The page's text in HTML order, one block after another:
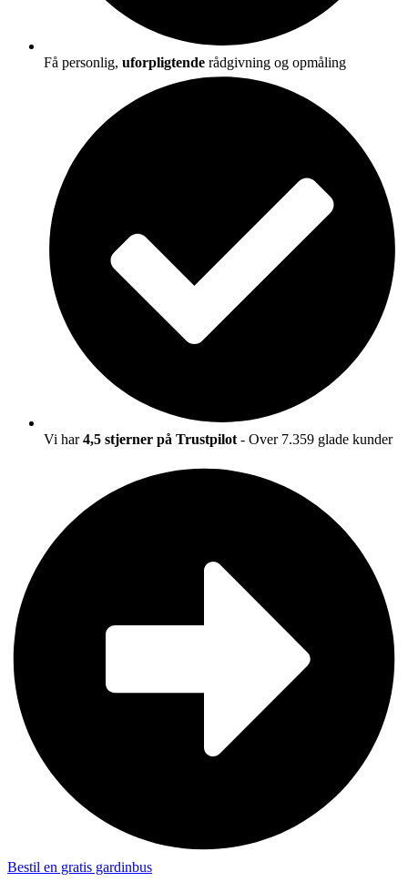
Få personlig, uforpligtende rådgivning og opmåling
Vi har4,5 stjerner på Trustpilot - Over 7.359 glade kunder
Bestil en gratis gardinbus